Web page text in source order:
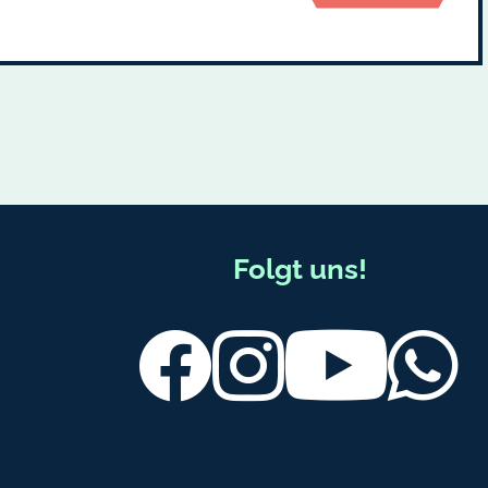
Folgt uns!
FacebookInstagram Youtube